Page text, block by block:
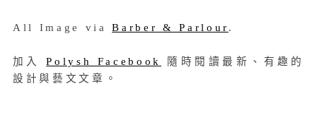
All Image viaBarber & Parlour .
加入Polysh Facebook
隨時閱讀最新、有趣的
設計與藝文文章。